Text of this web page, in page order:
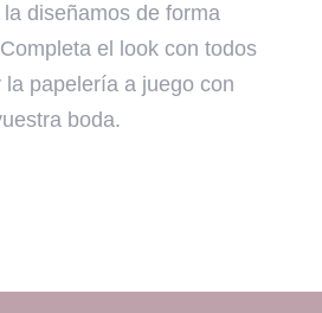
diseñamos de forma
el look con todos
la papelería a juego con
boda.